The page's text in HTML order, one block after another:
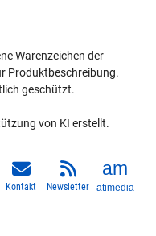
Warenzeichen der
Produktbeschreibung.
geschützt.
von KI erstellt.
Kontakt Newsletter atimedia